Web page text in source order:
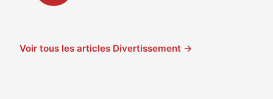
Voir tous les articles Divertissement →